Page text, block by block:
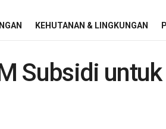
KEHUTANAN & LINGKUNGAN
Subsidi untuk